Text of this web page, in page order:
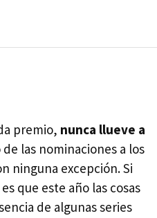
premio, nunca llueve a
de las nominaciones a los
ninguna excepción. Si
que este año las cosas
de algunas series